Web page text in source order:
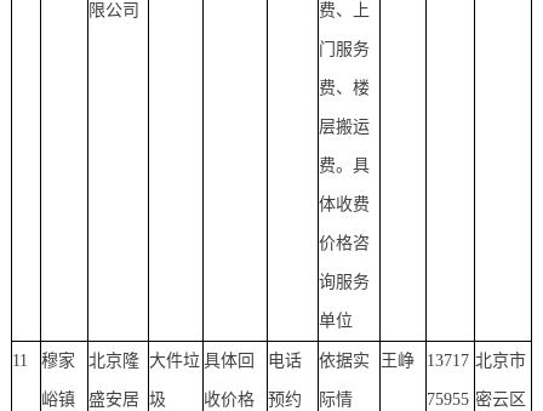
限公司 费、上
门服务
费、楼
层搬运
费。具
体收费
价格咨
询服务
单位
11 穆家
峪镇
北京隆
盛安居
大件垃
圾
具体回
收价格
电话
预约
依据实
际情
王峥 13717
75955
北京市
密云区